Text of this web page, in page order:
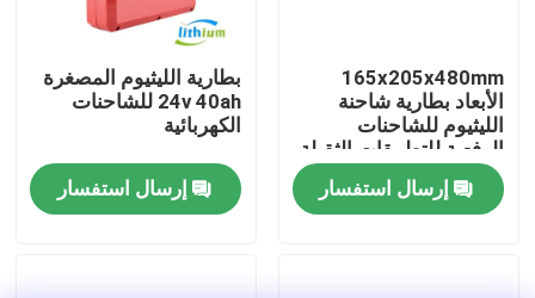
رقابة جودة
اطلب اقتباس
165x205x480mm
الأبعاد بطارية شاحنة
الليثيوم للشاحنات
الرفعية للتطبيقات الثقيلة
إرسال استفسار
بطارية الليثيوم المصغرة
24v 40ah للشاحنات
الكهربائية
إرسال استفسار